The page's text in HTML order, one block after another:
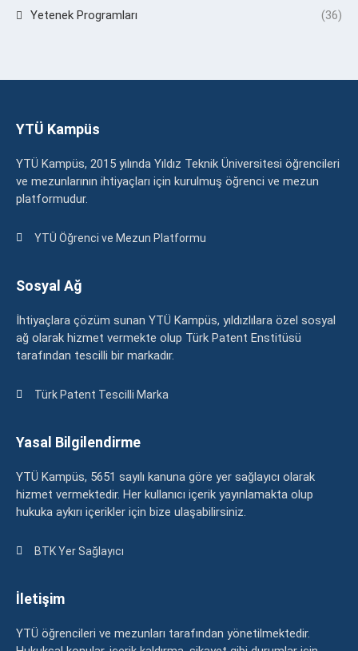
Yetenek Programları (36)
YTÜ Kampüs
YTÜ Kampüs, 2015 yılında Yıldız Teknik Üniversitesi öğrencileri
ve mezunlarının ihtiyaçları için kurulmuş öğrenci ve mezun
platformudur.
YTÜ Öğrenci ve Mezun Platformu
Sosyal Ağ
İhtiyaçlara çözüm sunan YTÜ Kampüs, yıldızlılara özel sosyal
ağ olarak hizmet vermekte olup Türk Patent Enstitüsü
tarafından tescilli bir markadır.
Türk Patent Tescilli Marka
Yasal Bilgilendirme
YTÜ Kampüs, 5651 sayılı kanuna göre yer sağlayıcı olarak
hizmet vermektedir. Her kullanıcı içerik yayınlamakta olup
hukuka aykırı içerikler için bize ulaşabilirsiniz.
BTK Yer Sağlayıcı
İletişim
YTÜ öğrencileri ve mezunları tarafından yönetilmektedir.